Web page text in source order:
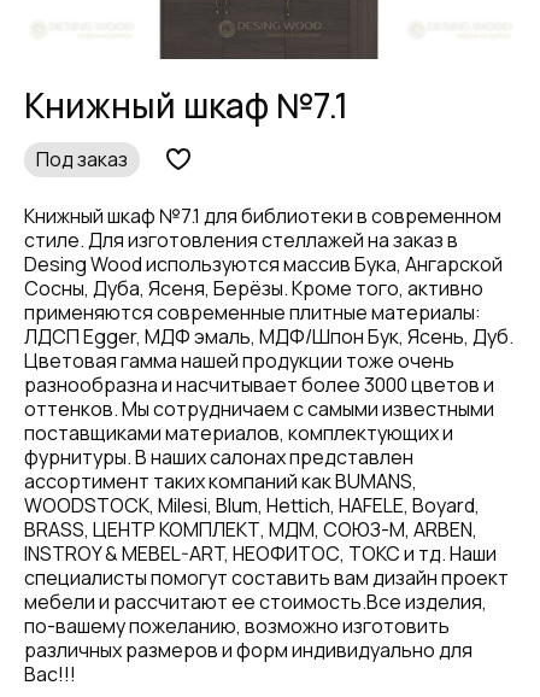
Книжный шкаф №7.1
Под заказ
Книжный шкаф №7.1 для библиотеки в современном
стиле. Для изготовления стеллажей на заказ в
Desing Wood используются массив Бука, Ангарской
Сосны, Дуба, Ясеня, Берёзы. Кроме того, активно
применяются современные плитные материалы:
ЛДСП Egger, МДФ эмаль, МДФ/Шпон Бук, Ясень, Дуб.
Цветовая гамма нашей продукции тоже очень
разнообразна и насчитывает более 3000 цветов и
оттенков. Мы сотрудничаем с самыми известными
поставщиками материалов, комплектующих и
фурнитуры. В наших салонах представлен
ассортимент таких компаний как BUMANS,
WOODSTOCK, Milesi, Blum, Hettich, HAFELE, Boyard,
BRASS, ЦЕНТР КОМПЛЕКТ, МДМ, СОЮЗ-М, ARBEN,
INSTROY & MEBEL-ART, НЕОФИТОС, ТОКС и тд. Наши
специалисты помогут составить вам дизайн проект
мебели и рассчитают ее стоимость.Все изделия,
по-вашему пожеланию, возможно изготовить
различных размеров и форм индивидуально для
Вас!!!